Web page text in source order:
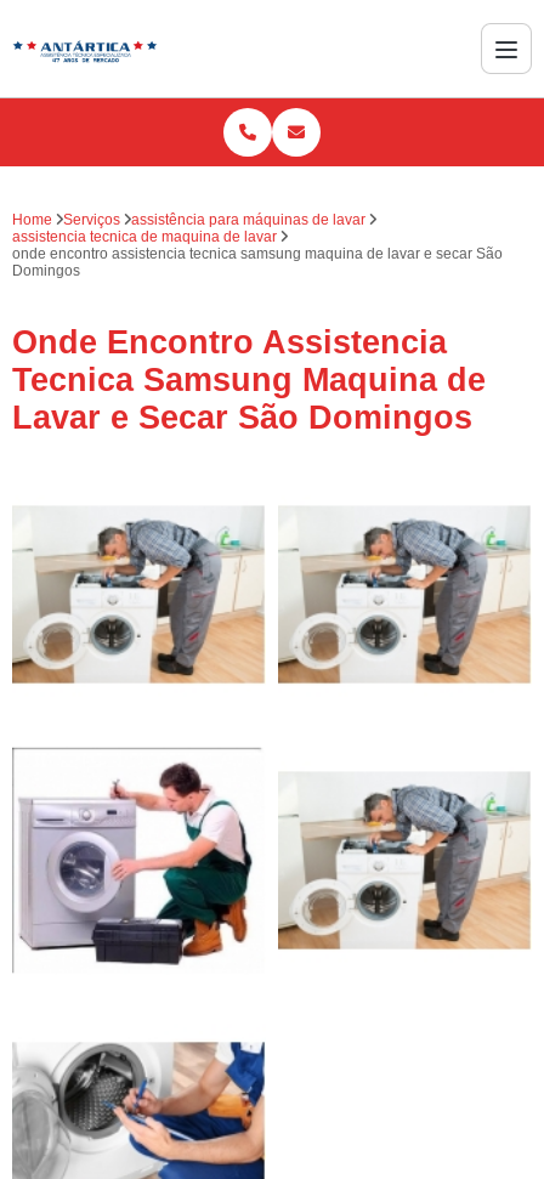
Home Serviços
assistência para máquinas de lavar
assistencia tecnica de maquina de lavar
onde encontro assistencia tecnica samsung maquina de lavar e secar São
Domingos
Onde Encontro Assistencia
Tecnica Samsung Maquina de
Lavar e Secar São Domingos